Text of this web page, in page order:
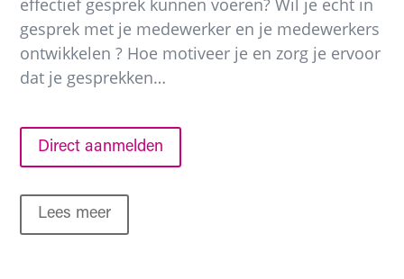
effectief gesprek kunnen voeren? Wil je echt in
gesprek met je medewerker en je medewerkers
ontwikkelen ? Hoe motiveer je en zorg je ervoor
dat je gesprekken…
Direct aanmelden
Lees meer